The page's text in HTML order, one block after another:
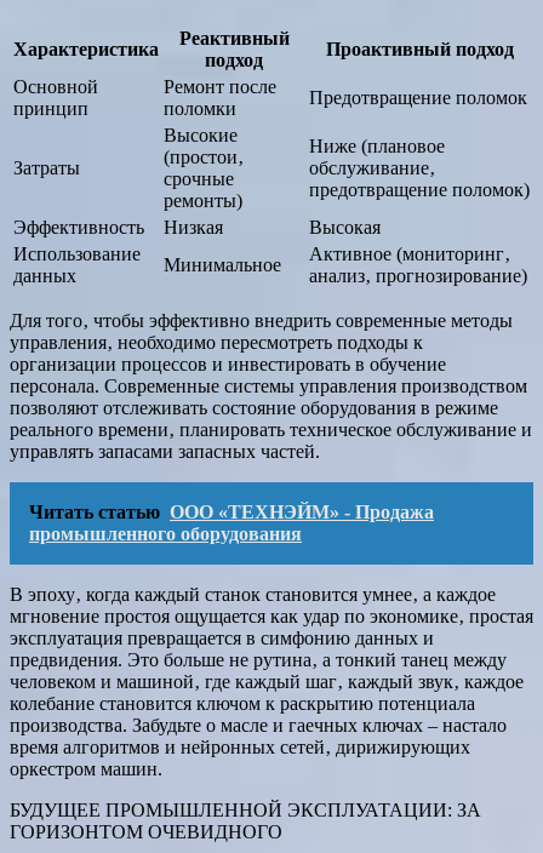
Характеристика
Реактивный
подход
Проактивный подход
Основной
принцип
Ремонт после
поломки
Предотвращение поломок
Затраты
Высокие
(простои‚
срочные
ремонты)
Ниже (плановое
обслуживание‚
предотвращение поломок)
Эффективность
Низкая
Высокая
Использование
данных
Минимальное
Активное (мониторинг‚
анализ‚ прогнозирование)
Для того‚ чтобы эффективно внедрить современные методы
управления‚ необходимо пересмотреть подходы к
организации процессов и инвестировать в обучение
персонала. Современные системы управления производством
позволяют отслеживать состояние оборудования в режиме
реального времени‚ планировать техническое обслуживание и
управлять запасами запасных частей.
Читать статью ООО «ТЕХНЭЙМ» - Продажа
промышленного оборудования
В эпоху‚ когда каждый станок становится умнее‚ а каждое
мгновение простоя ощущается как удар по экономике‚ простая
эксплуатация превращается в симфонию данных и
предвидения. Это больше не рутина‚ а тонкий танец между
человеком и машиной‚ где каждый шаг‚ каждый звук‚ каждое
колебание становится ключом к раскрытию потенциала
производства. Забудьте о масле и гаечных ключах – настало
время алгоритмов и нейронных сетей‚ дирижирующих
оркестром машин.
БУДУЩЕЕ ПРОМЫШЛЕННОЙ ЭКСПЛУАТАЦИИ: ЗА
ГОРИЗОНТОМ ОЧЕВИДНОГО